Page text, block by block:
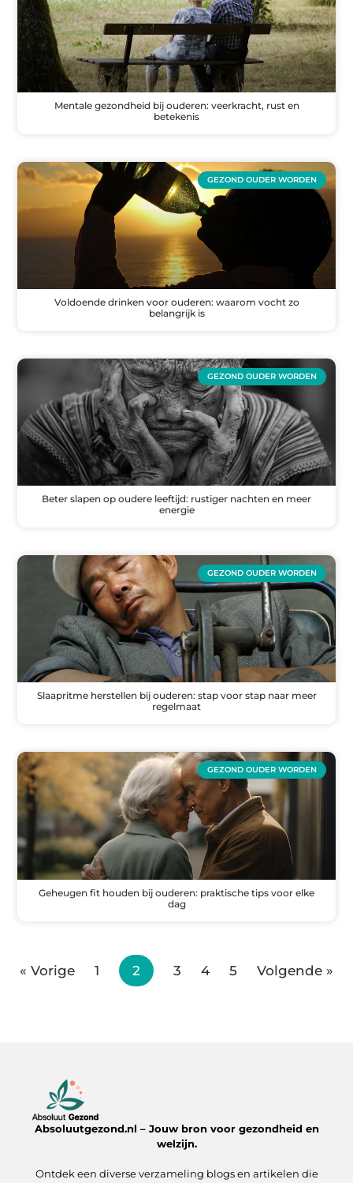
Mentale gezondheid bij ouderen: veerkracht, rust en
betekenis
GEZOND OUDER WORDEN
Voldoende drinken voor ouderen: waarom vocht zo
belangrijk is
GEZOND OUDER WORDEN
Beter slapen op oudere leeftijd: rustiger nachten en meer
energie
GEZOND OUDER WORDEN
Slaapritme herstellen bij ouderen: stap voor stap naar meer
regelmaat
GEZOND OUDER WORDEN
Geheugen fit houden bij ouderen: praktische tips voor elke
dag
« Vorige 1 2 3 4 5 Volgende »
Absoluutgezond.nl – Jouw bron voor gezondheid en
welzijn.
Ontdek een diverse verzameling blogs en artikelen die